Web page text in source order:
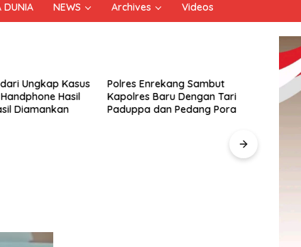
DUNIA NEWS Archives Videos
Ungkap Kasus
Hasil
Diamankan
Polres Enrekang Sambut
Kapolres Baru Dengan Tari
Paduppa dan Pedang Pora